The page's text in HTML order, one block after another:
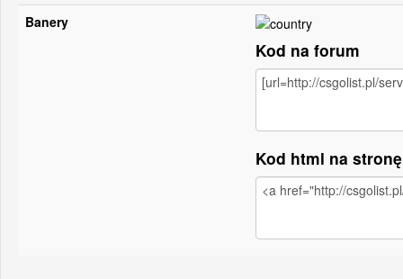
Banery
Kod na forum
Kod html na